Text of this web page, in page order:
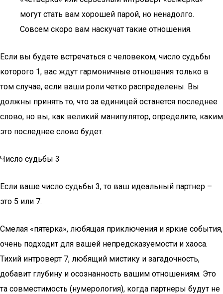
могут стать вам хорошей парой, но ненадолго.
Совсем скоро вам наскучат такие отношения.
Если вы будете встречаться с человеком, число судьбы
которого 1, вас ждут гармоничные отношения только в
том случае, если ваши роли четко распределены. Вы
должны принять то, что за единицей останется последнее
слово, но вы, как великий манипулятор, определите, каким
это последнее слово будет.
Число судьбы 3
Если ваше число судьбы 3, то ваш идеальный партнер –
это 5 или 7.
Смелая «пятерка», любящая приключения и яркие события,
очень подходит для вашей непредсказуемости и хаоса.
Тихий интроверт 7, любящий мистику и загадочность,
добавит глубину и осознанность вашим отношениям. Это
та совместимость (нумерология), когда партнеры будут не